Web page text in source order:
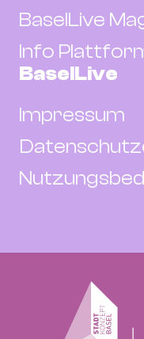
BaselLive
Info
BaselLive
Impressum